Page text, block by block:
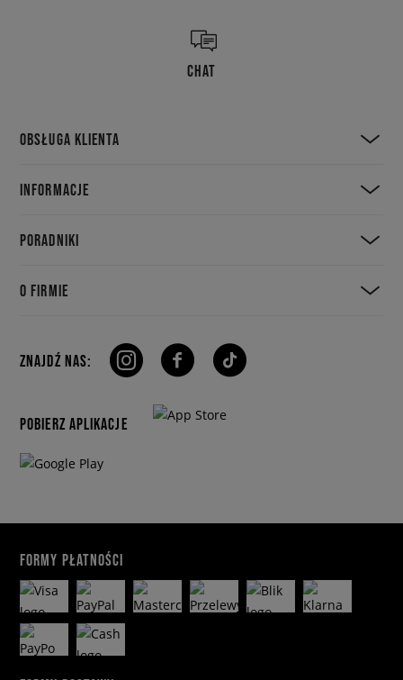
CHAT
OBSŁUGA KLIENTA
INFORMACJE
PORADNIKI
O FIRMIE
ZNAJDŹ NAS:
POBIERZ APLIKACJE
FORMY PŁATNOŚCI